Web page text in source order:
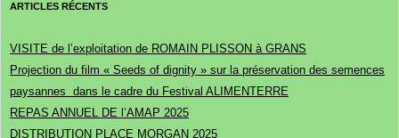
ARTICLES RÉCENTS
VISITE de l’exploitation de ROMAIN PLISSON à GRANS
Projection du film « Seeds of dignity » sur la préservation des semences
paysannes dans le cadre du Festival ALIMENTERRE
REPAS ANNUEL DE l’AMAP 2025
DISTRIBUTION PLACE MORGAN 2025